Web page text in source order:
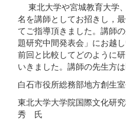
東北大学や宮城教育大学
名を講師としてお招きし，
てご指導頂きました。講師
題研究中間発表会」にお越
前回と比較してどのように
いきました。講師の先生方は
白石市役所総務部地方創
東北大学大学院国際文化
秀 氏